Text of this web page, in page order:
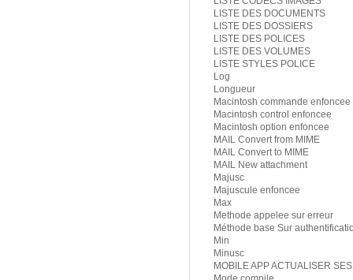
LISTE DES DOCUMENTS
LISTE DES DOSSIERS
LISTE DES POLICES
LISTE DES VOLUMES
LISTE STYLES POLICE
Log
Longueur
Macintosh commande enfoncee
Macintosh control enfoncee
Macintosh option enfoncee
MAIL Convert from MIME
MAIL Convert to MIME
MAIL New attachment
Majusc
Majuscule enfoncee
Max
Methode appelee sur erreur
Méthode base Sur
Min
Minusc
MOBILE APP ACTUALISER